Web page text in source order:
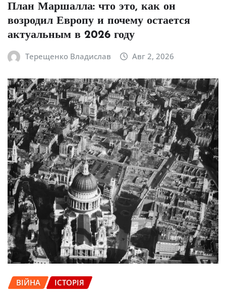
План Маршалла: что это, как он
возродил Европу и почему остается
актуальным в 2026 году
Терещенко Владислав Авг 2, 2026
ВІЙНА ІСТОРІЯ